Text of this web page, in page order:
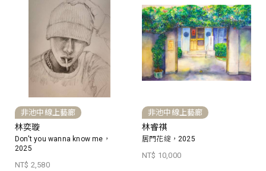
非池中線上藝廊
林奕璇
Don't you wanna know me，
2025
NT$ 2,580
非池中線上藝廊
林睿祺
居門花綻，2025
NT$ 10,000